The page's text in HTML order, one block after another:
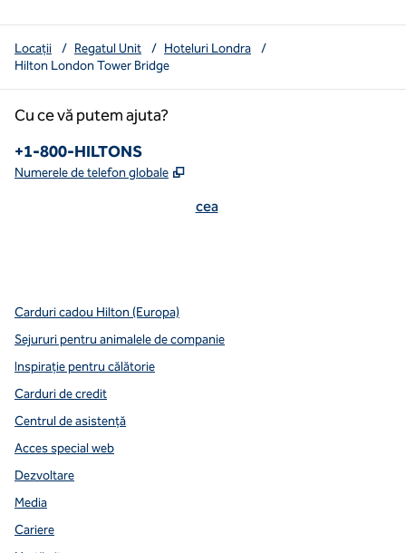
Locații / Regatul Unit / Hoteluri Londra
/
Hilton London Tower Bridge
Cu ce vă putem ajuta?
Numărul de telefon:
+1-800-HILTONS
Numerele de telefon globale ,
cea
Carduri cadou Hilton (Europa)
Sejururi pentru animalele de companie
Inspirație pentru călătorie
Carduri de credit
Centrul de asistență
Acces special web
Dezvoltare
Media
Cariere